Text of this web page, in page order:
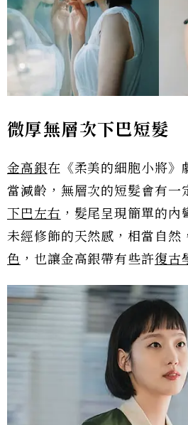
微厚無層次下巴短髮
金高銀在《柔美的細胞小將》
當減齡，無層次的短髮會有一
下巴左右 ，髮尾呈現簡單的
未經修飾的天然感，相當自然
色 ，也讓金高銀帶有些許復古